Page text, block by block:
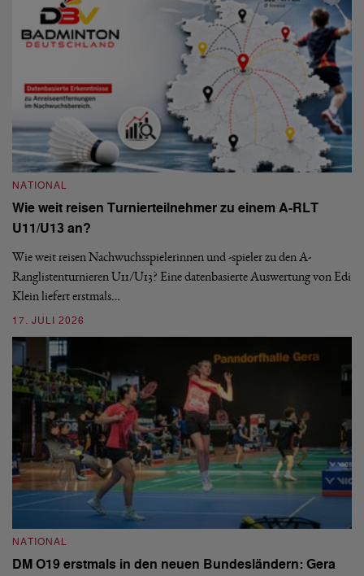
NATIONAL
Wie weit reisen Turnierteilnehmer zu einem A-RLT
U11/U13 an?
Wie weit reisen Nachwuchsspielerinnen und -spieler zu den A-
Ranglistenturnieren U11/U13? Eine datenbasierte Auswertung von Edi
Klein liefert erstmals…
17. JULI 2026
NATIONAL
DM O19 erstmals in den neuen Bundesländern: Gera